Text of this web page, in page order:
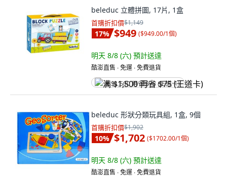
beleduc 立體拼圖, 17片, 1盒
首購折扣價$1,149
17% $949 ($949.00/1個)
明天 8/8 (六) 預計送達
酷澎直售 ∙ 免運 ∙ 免費退貨
满 $1,500 再省 $75 (王道卡)
beleduc 形狀分類玩具組, 1盒, 9個
首購折扣價$1,902
10% $1,702 ($1702.00/1個)
明天 8/8 (六) 預計送達
酷澎直售 ∙ 免運 ∙ 免費退貨